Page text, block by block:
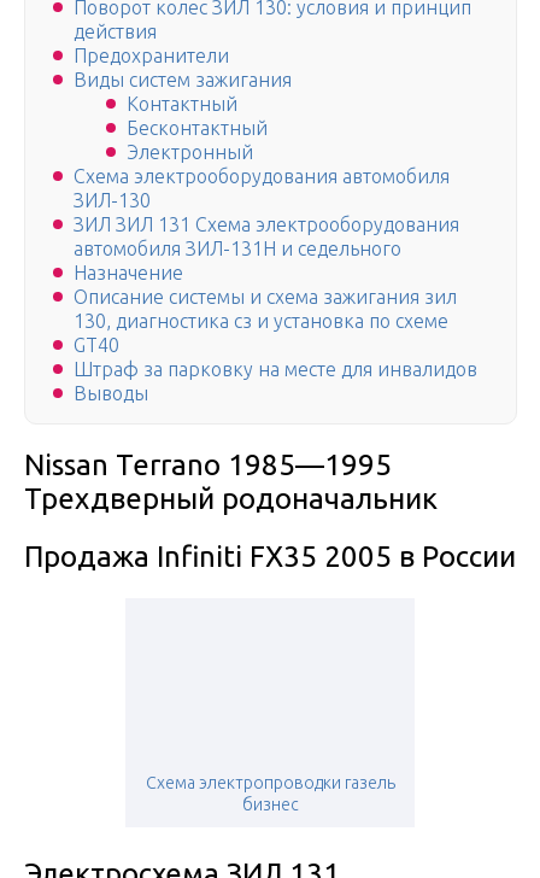
Поворот колес ЗИЛ 130: условия и принцип
действия
Предохранители
Виды систем зажигания
Контактный
Бесконтактный
Электронный
Схема электрооборудования автомобиля
ЗИЛ-130
ЗИЛ ЗИЛ 131 Схема электрооборудования
автомобиля ЗИЛ-131Н и седельного
Назначение
Описание системы и схема зажигания зил
130, диагностика сз и установка по схеме
GT40
Штраф за парковку на месте для инвалидов
Выводы
Nissan Terrano 1985—1995
Трехдверный родоначальник
Продажа Infiniti FX35 2005 в России
Схема электропроводки газель
бизнес